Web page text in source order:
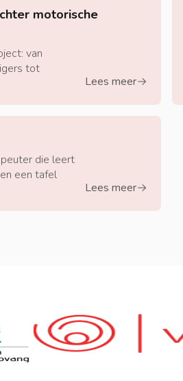
motorische
van
tot
Lees meerarrow-right
die leert
een tafel
Lees meerarrow-right